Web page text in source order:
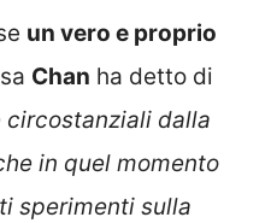
un vero e proprio
Chan ha detto di
dalla
in quel momento
sperimenti sulla